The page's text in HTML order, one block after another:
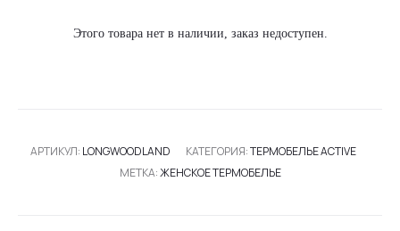
Этого товара нет в наличии, заказ недоступен.
АРТИКУЛ: LONGWOODLAND КАТЕГОРИЯ:ТЕРМОБЕЛЬЕ ACTIVE
МЕТКА:ЖЕНСКОЕ ТЕРМОБЕЛЬЕ